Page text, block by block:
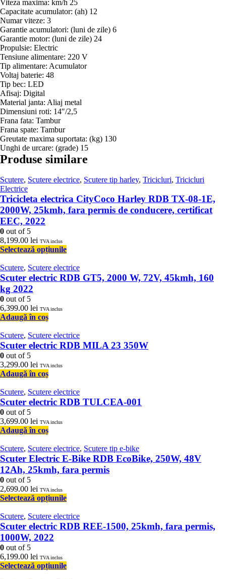
Viteza maxima: km/h 25
Capacitate acumulator: (ah) 12
Numar viteze: 3
Garantie acumulatori: (luni de zile) 6
Garantie motor: (luni de zile) 24
Propulsie: Electric
Tensiune alimentare: 220 V
Tip alimentare: Acumulator
Voltaj baterie: 48
Tip bec: LED
Afisaj: Digital
Material janta: Aliaj metal
Dimensiuni roti: 14″/2,5
Frana fata: Tambur
Frana spate: Tambur
Greutate maxima suportata: (kg) 130
Unghi de urcare: (grade) 15
Produse similare
Scutere, Scutere electrice, Scutere tip harley, Tricicluri, Tricicluri
Electrice
Tricicleta electrica CityCoco Harley RDB TX-08-1E,
2000W, 25kmh, fara permis de conducere, certificat
EEC, 2022
0 out of 5
8,199.00 lei TVA inclus
Selectează opțiunile
Scutere, Scutere electrice
Scuter electric RDB GT5, 2000 W, 72V, 45kmh, 160
kg 2022
0 out of 5
6,399.00 lei TVA inclus
Adaugă în coș
Scutere, Scutere electrice
Scuter electric RDB MILA 23 350W
0 out of 5
3,299.00 lei TVA inclus
Adaugă în coș
Scutere, Scutere electrice
Scuter electric RDB TULCEA-001
0 out of 5
3,699.00 lei TVA inclus
Adaugă în coș
Scutere, Scutere electrice, Scutere tip e-bike
Scuter Electric E-Bike RDB EcoBike, 250W, 48V
12Ah, 25kmh, fara permis
0 out of 5
2,699.00 lei TVA inclus
Selectează opțiunile
Scutere, Scutere electrice
Scuter electric RDB REE-1500, 25kmh, fara permis,
1000W, 2022
0 out of 5
6,199.00 lei TVA inclus
Selectează opțiunile